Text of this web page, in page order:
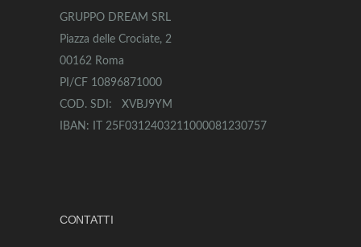
GRUPPO DREAM SRL
Piazza delle Crociate, 2
00162 Roma
PI/CF 10896871000
COD. SDI: XVBJ9YM
IBAN: IT 25F0312403211000081230757
CONTATTI